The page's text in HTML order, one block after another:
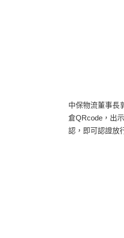
中保物流董事長
倉QRcode，出
認，即可認證放